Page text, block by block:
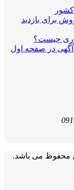
برای بازدید
چیست؟
آگهی در صفحه اول
محفوظ می باشد.